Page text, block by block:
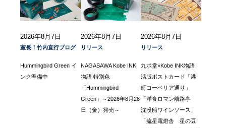
2026年8月7日
室長！竹内直行ブログ
Hummingbird Green イ
ンク準備中
2026年8月7日
リリース
NAGASAWA Kobe INK
物語 特別色
「Hummingbird
Green」～2026年8月28
日（金）発売～
2026年8月7日
リリース
九ポ堂×Kobe INK物語
活版ポストカード「港
町コーベリア通り」
「洋食ロマン航路亭
沈没船ワインソース」
「流星電燈舎 星の豆